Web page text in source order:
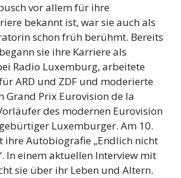
vor allem für ihre
bekannt ist, war sie auch als
schon früh berühmt. Bereits
sie ihre Karriere als
Radio Luxemburg, arbeitete
ARD und ZDF und moderierte
Grand Prix Eurovision de la
des modernen Eurovision
Luxemburger. Am 10.
ihre Autobiografie „Endlich nicht
In einem aktuellen Interview mit
sie über ihr Leben und Altern.